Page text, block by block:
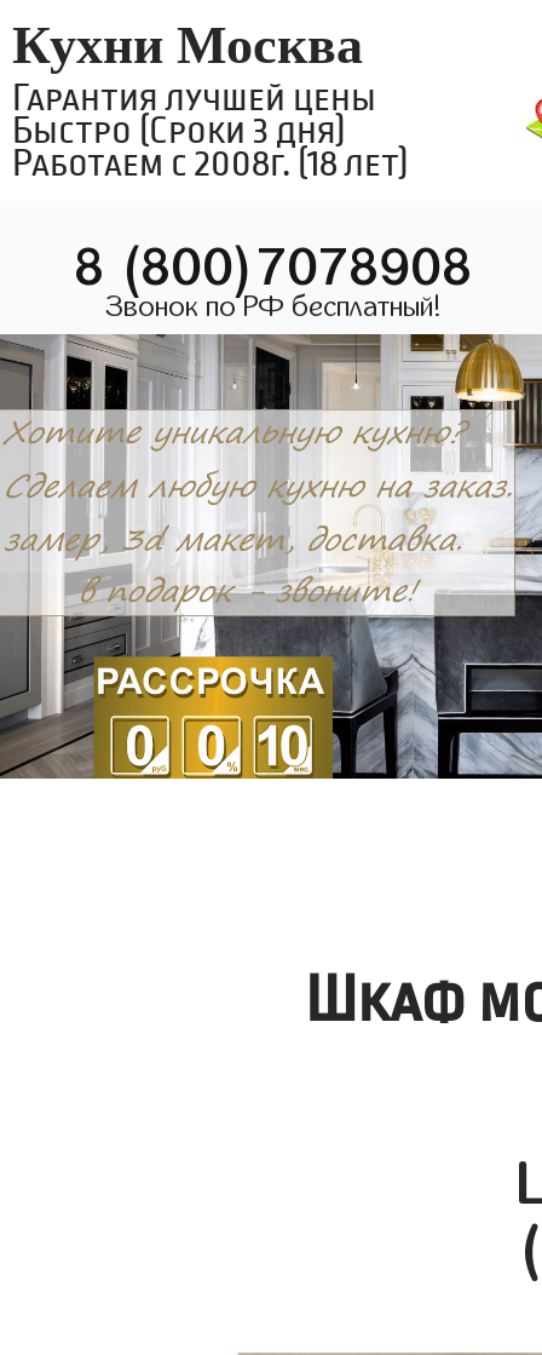
Кухни Москва
Гарантия лучшей цены
Быстро (Сроки 3 дня)
Работаем с 2008г. (18 лет)
8 (800)7078908
Звонок по РФ бесплатный!
Шкаф